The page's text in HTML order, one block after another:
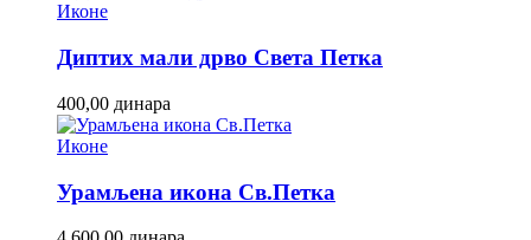
Иконе
Диптих мали дрво Света Петка
400,00 динара
Иконе
Урамљена икона Св.Петка